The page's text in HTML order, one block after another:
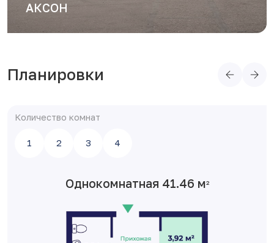
METRO
Планировки
Количество комнат
1 2 3 4
Однокомнатная 41.46 м2